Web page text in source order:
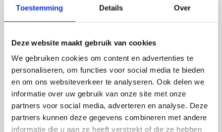
Toestemming Details Over
Deze website maakt gebruik van cookies
We gebruiken cookies om content en advertenties te
personaliseren, om functies voor social media te bieden
en om ons websiteverkeer te analyseren. Ook delen we
informatie over uw gebruik van onze site met onze
partners voor social media, adverteren en analyse. Deze
partners kunnen deze gegevens combineren met andere
informatie die u aan ze heeft verstrekt of die ze hebben